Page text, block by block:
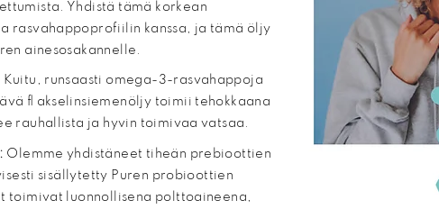
Yhdistä tämä korkean
rasvahappoprofiilin kanssa, ja tämä öljy
ainesosakannelle.
Kuitu, runsaasti omega-3-rasvahappoja
ﬂ akselinsiemenöljy toimii tehokkaana
rauhallista ja hyvin toimivaa vatsaa.
Olemme yhdistäneet tiheän prebioottien
sisällytetty Puren probioottien
toimivat luonnollisena polttoaineena,